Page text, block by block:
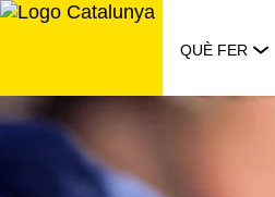
Saltar
QUÈ FER